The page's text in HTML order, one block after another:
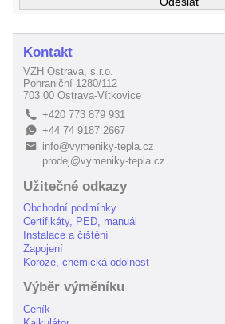
Kontakt
VZH Ostrava, s.r.o.
Pohraniční 1280/112
703 00 Ostrava-Vítkovice
L +420 773 879 931
E+44 74 9187 2667
B
info@vymeniky-tepla.cz
prodej@vymeniky-tepla.cz
Užitečné odkazy
Obchodní podmínky
Certifikáty, PED, manuál
Instalace a čištění
Zapojení
Koroze, chemická odolnost
Výběr výměníku
Ceník